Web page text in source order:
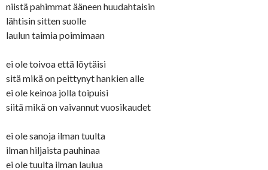
niistä pahimmat ääneen huudahtaisin
lähtisin sitten suolle
laulun taimia poimimaan
ei ole toivoa että löytäisi
sitä mikä on peittynyt hankien alle
ei ole keinoa jolla toipuisi
siitä mikä on vaivannut vuosikaudet
ei ole sanoja ilman tuulta
ilman hiljaista pauhinaa
ei ole tuulta ilman laulua